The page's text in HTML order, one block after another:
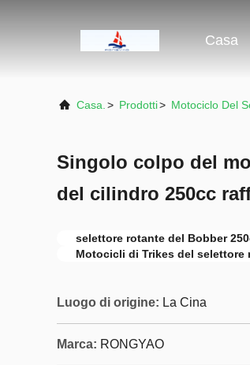
Casa
Casa. > Prodotti> Motociclo Del
Singolo colpo del
del cilindro 250cc
selettore rotante del Bobber
Motocicli di Trikes del selettore
Luogo di origine: La Cina
Marca: RONGYAO